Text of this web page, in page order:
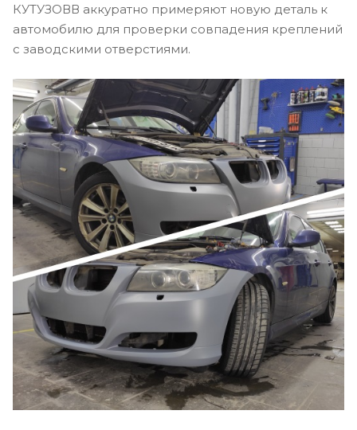
КУТУЗОВВ аккуратно примеряют новую деталь к
автомобилю для проверки совпадения креплений
с заводскими отверстиями.